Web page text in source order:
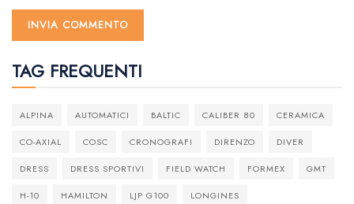
TAG FREQUENTI
ALPINA AUTOMATICI BALTIC CALIBER 80 CERAMICA
CO-AXIAL COSC CRONOGRAFI DIRENZO DIVER
DRESS DRESS SPORTIVI FIELD WATCH FORMEX GMT
H-10 HAMILTON LJP G100 LONGINES